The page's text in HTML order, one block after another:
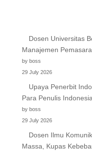
Dosen Universitas
Manajemen
by boss
29 July 2026
Upaya Penerbit
Para Penulis Indonesia
by boss
29 July 2026
Dosen Ilmu
Massa, Kupas